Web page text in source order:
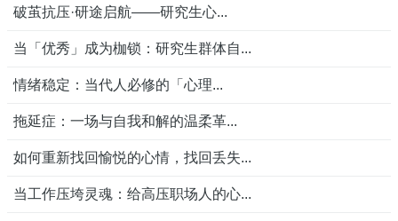
破茧抗压·研途启航——研究生心...
当「优秀」成为枷锁：研究生群体自...
情绪稳定：当代人必修的「心理...
拖延症：一场与自我和解的温柔革...
如何重新找回愉悦的心情，找回丢失...
当工作压垮灵魂：给高压职场人的心...